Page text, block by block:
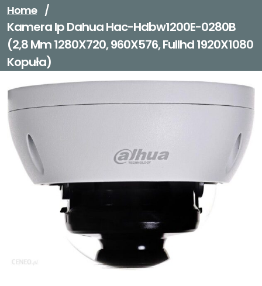
Home /
Kamera Ip Dahua Hac-Hdbw1200E-0280B
(2,8 Mm 1280X720, 960X576, Fullhd 1920X1080
Kopuła)